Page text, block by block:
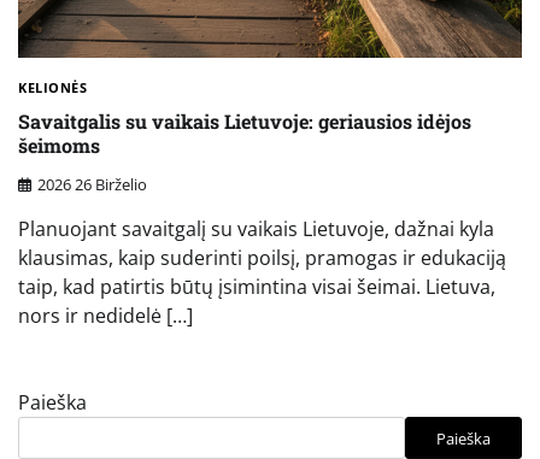
KELIONĖS
Savaitgalis su vaikais Lietuvoje: geriausios idėjos
šeimoms
2026 26 Birželio
Planuojant savaitgalį su vaikais Lietuvoje, dažnai kyla
klausimas, kaip suderinti poilsį, pramogas ir edukaciją
taip, kad patirtis būtų įsimintina visai šeimai. Lietuva,
nors ir nedidelė […]
Paieška
Paieška